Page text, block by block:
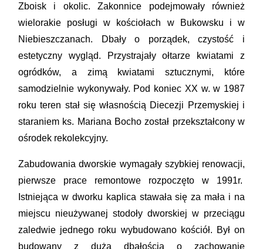
Zboisk i okolic. Zakonnice podejmowały również
wielorakie posługi w kościołach w Bukowsku i w
Niebieszczanach. Dbały o porządek, czystość i
estetyczny wygląd. Przystrajały ołtarze kwiatami z
ogródków, a zimą kwiatami sztucznymi, które
samodzielnie wykonywały. Pod koniec XX w. w 1987
roku teren stał się własnością Diecezji Przemyskiej i
staraniem ks. Mariana Bocho został przekształcony w
ośrodek rekolekcyjny.
Zabudowania dworskie wymagały szybkiej renowacji,
pierwsze prace remontowe rozpoczęto w 1991r.
Istniejąca w dworku kaplica stawała się za mała i na
miejscu nieużywanej stodoły dworskiej w przeciągu
zaledwie jednego roku wybudowano kościół. Był on
budowany z dużą dbałością o zachowanie